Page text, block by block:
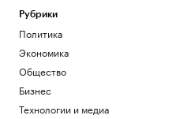
Рубрики
Политика
Экономика
Общество
Бизнес
Технологии и медиа